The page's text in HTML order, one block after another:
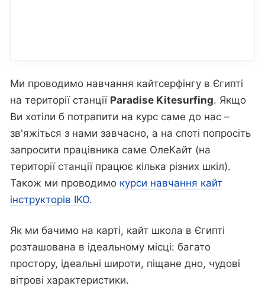
Ми проводимо навчання кайтсерфінгу в Єгипті
на території станції Paradise Kitesurfing. Якщо
Ви хотіли б потрапити на курс саме до нас –
зв'яжіться з нами завчасно, а на споті попросіть
запросити працівника саме ОлеКайт (на
території станції працює кілька різних шкіл).
Також ми проводимо курси навчання кайт
інструкторів IKO.
Як ми бачимо на карті, кайт школа в Єгипті
розташована в ідеальному місці: багато
простору, ідеальні широти, піщане дно, чудові
вітрові характеристики.